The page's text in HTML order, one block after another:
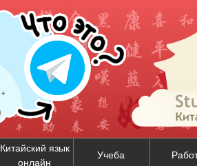
Китайский язык
онлайн
Учеба